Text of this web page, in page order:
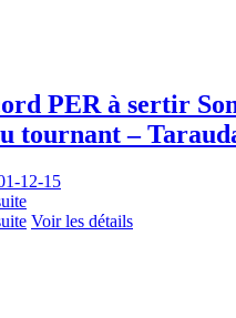
PER à sertir
tournant –
12-15
Voir les détails